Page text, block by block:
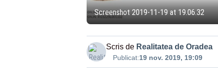
Screenshot 2019-11-19 at 19.06.32
Scris de Realitatea de Oradea
Publicat:19 nov. 2019, 19:09